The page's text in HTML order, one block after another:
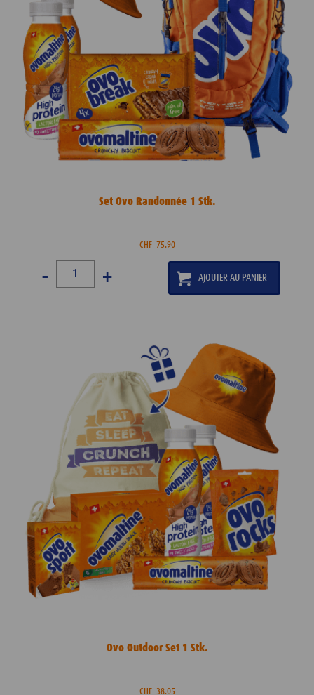
Set Ovo Randonnée 1 Stk.
CHF 75.90
- +
Ovo Outdoor Set 1 Stk.
CHF 38.05